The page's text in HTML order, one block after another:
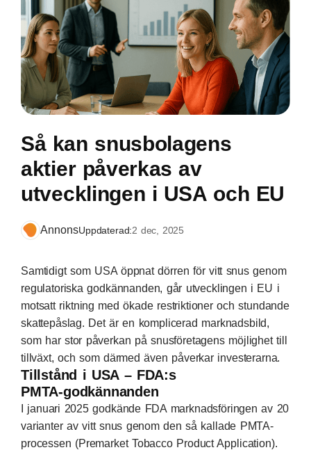
Så kan snusbolagens
aktier påverkas av
utvecklingen i USA och EU
AnnonsUppdaterad:2 dec, 2025
Samtidigt som USA öppnat dörren för vitt snus genom
regulatoriska godkännanden, går utvecklingen i EU i
motsatt riktning med ökade restriktioner och stundande
skattepåslag. Det är en komplicerad marknadsbild,
som har stor påverkan på snusföretagens möjlighet till
tillväxt, och som därmed även påverkar investerarna.
Tillstånd i USA – FDA:s
PMTA‑godkännanden
I januari 2025 godkände FDA marknadsföringen av 20
varianter av vitt snus genom den så kallade PMTA-
processen (Premarket Tobacco Product Application).